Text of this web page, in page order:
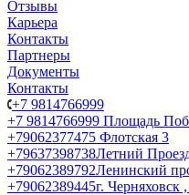
Отзывы
Карьера
Контакты
Партнеры
Документы
Контакты
+7 9814766999
+7 9814766999 Площадь
+79062377475 Флотская 3
+79637398738Летний
+79062389792Ленинский
+79062389445г. Черняховск